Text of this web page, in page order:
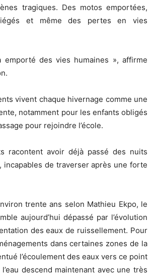
tragiques. Des motos emportées,
et même des pertes en vies
emporté des vies humaines », affirme
vivent chaque hivernage comme une
notamment pour les enfants obligés
pour rejoindre l’école.
racontent avoir déjà passé des nuits
incapables de traverser après une forte
trente ans selon Mathieu Ekpo, le
aujourd’hui dépassé par l’évolution
des eaux de ruissellement. Pour
dans certaines zones de la
l’écoulement des eaux vers ce point
descend maintenant avec une très